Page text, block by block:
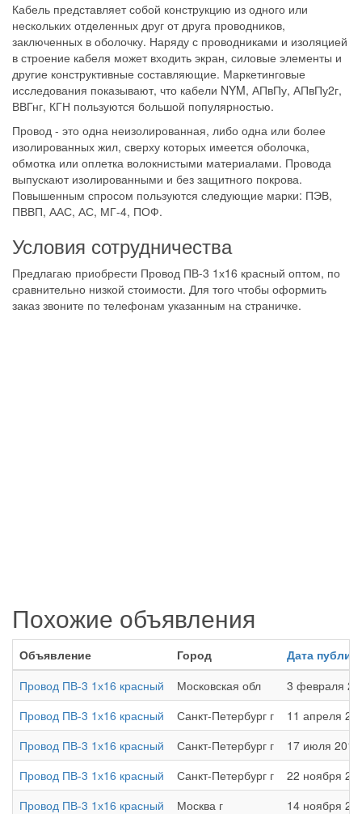
Кабель представляет собой конструкцию из одного или
нескольких отделенных друг от друга проводников,
заключенных в оболочку. Наряду с проводниками и изоляцией
в строение кабеля может входить экран, силовые элементы и
другие конструктивные составляющие. Маркетинговые
исследования показывают, что кабели NYM, АПвПу, АПвПу2г,
ВВГнг, КГН пользуются большой популярностью.
Провод - это одна неизолированная, либо одна или более
изолированных жил, сверху которых имеется оболочка,
обмотка или оплетка волокнистыми материалами. Провода
выпускают изолированными и без защитного покрова.
Повышенным спросом пользуются следующие марки: ПЭВ,
ПВВП, ААС, АС, МГ-4, ПОФ.
Условия сотрудничества
Предлагаю приобрести Провод ПВ-3 1х16 красный оптом, по
сравнительно низкой стоимости. Для того чтобы оформить
заказ звоните по телефонам указанным на страничке.
Похожие объявления
Объявление Город
Дата
Провод ПВ-3 1х16 красный
Московская обл
3 февраля
Провод ПВ-3 1х16 красный
Санкт-Петербург г
11 апреля
Провод ПВ-3 1х16 красный
Санкт-Петербург г
17 июля
Провод ПВ-3 1х16 красный
Санкт-Петербург г
22 ноября
Провод ПВ-3 1х16 красный
Москва г
14 ноября